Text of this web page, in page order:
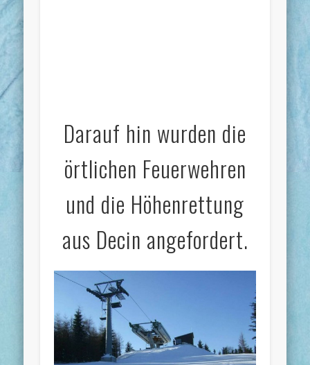
Darauf hin wurden die
örtlichen Feuerwehren
und die Höhenrettung
aus Decin angefordert.